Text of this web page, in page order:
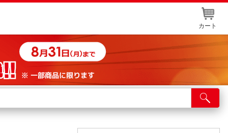
カート
舗サービス
ト取り置き